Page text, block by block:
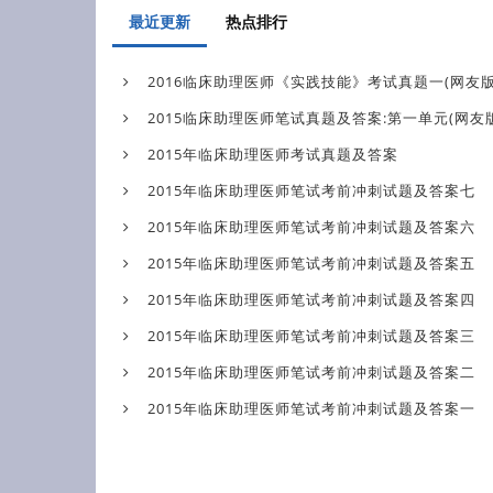
最近更新 热点排行
2016临床助理医师《实践技能》考试真题一(网友
2015临床助理医师笔试真题及答案:第一单元(网友
2015年临床助理医师考试真题及答案
2015年临床助理医师笔试考前冲刺试题及答案七
2015年临床助理医师笔试考前冲刺试题及答案六
2015年临床助理医师笔试考前冲刺试题及答案五
2015年临床助理医师笔试考前冲刺试题及答案四
2015年临床助理医师笔试考前冲刺试题及答案三
2015年临床助理医师笔试考前冲刺试题及答案二
2015年临床助理医师笔试考前冲刺试题及答案一